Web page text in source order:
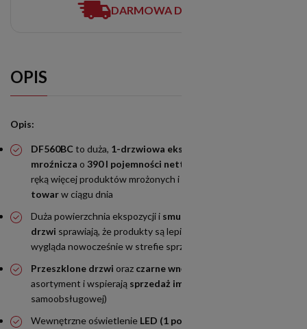
DARMOWA DOSTAWA
OPIS
Opis:
DF560BC to duża, 1-drzwiowa ekspozycyjna szafa
mroźnicza o 390 l pojemności netto
ręką więcej produktów mrożonych i
towarw ciągu dnia
Duża powierzchnia ekspozycji i smukłe aluminiowe ramy
drzwi sprawiają, że produkty są lepiej widoczne, a szafa
wygląda nowocześnie w strefie sprzedaży
Przeszklone drzwi oraz czarne wnętrze
asortyment i wspierają sprzedaż impulsową
samoobsługowej)
Wewnętrzne oświetlenie LED (1 poziome + 2 pionowe)